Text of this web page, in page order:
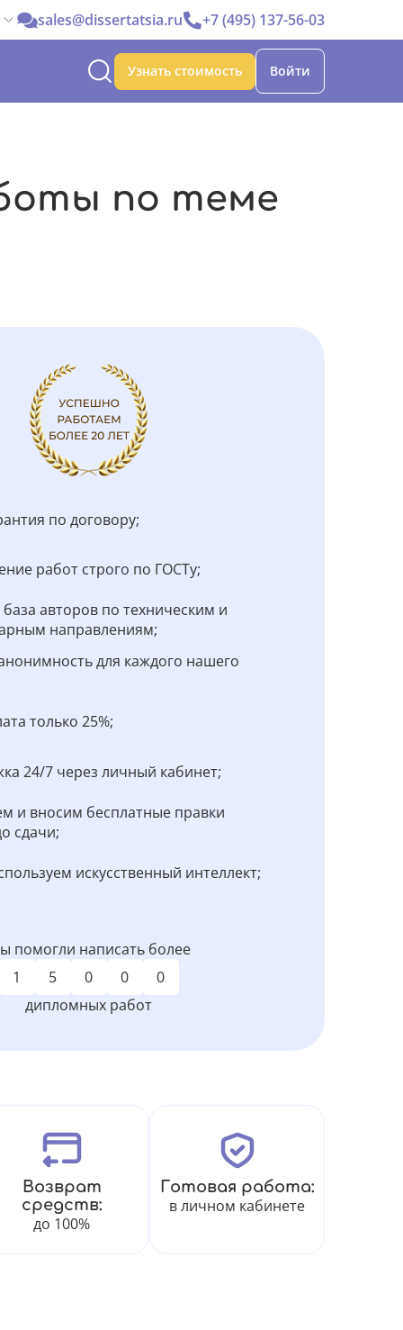
sales@dissertatsia.ru +7 (495) 137-56-03
Узнать стоимость Войти
по теме
по договору;
работ строго по ГОСТу;
авторов по техническим и
направлениям;
для каждого нашего
только 25%;
24/7 через личный кабинет;
и вносим бесплатные правки
сдачи;
искусственный интеллект;
помогли написать более
1
5 0 0
0
дипломных работ
Возврат
средств:
до 100%
Готовая работа:
в личном кабинете